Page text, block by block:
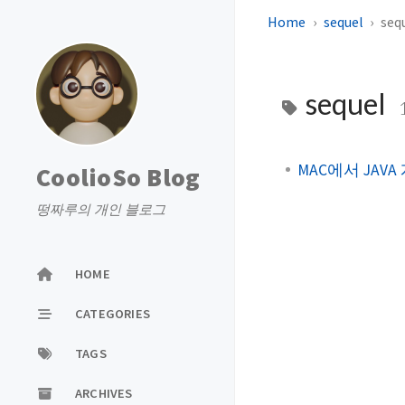
CoolioSo Blog
떵짜루의 개인 블로그
HOME
CATEGORIES
TAGS
ARCHIVES
Home sequel
sequel 1
MAC에서